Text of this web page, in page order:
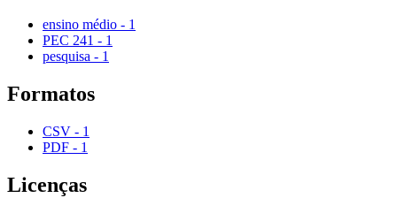
ensino médio - 1
PEC 241 - 1
pesquisa - 1
Formatos
CSV - 1
PDF - 1
Licenças